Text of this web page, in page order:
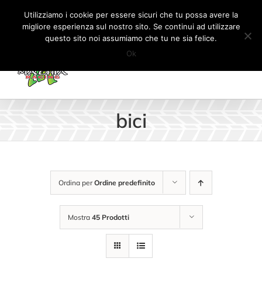
Salta
contenuto
Il mio account CARRELLO
bici
Ordina perOrdine predefinito
Mostra 45 Prodotti
Utilizziamo i cookie per essere sicuri che tu possa avere la
migliore esperienza sul nostro sito. Se continui ad utilizzare
questo sito noi assumiamo che tu ne sia felice.
Ok